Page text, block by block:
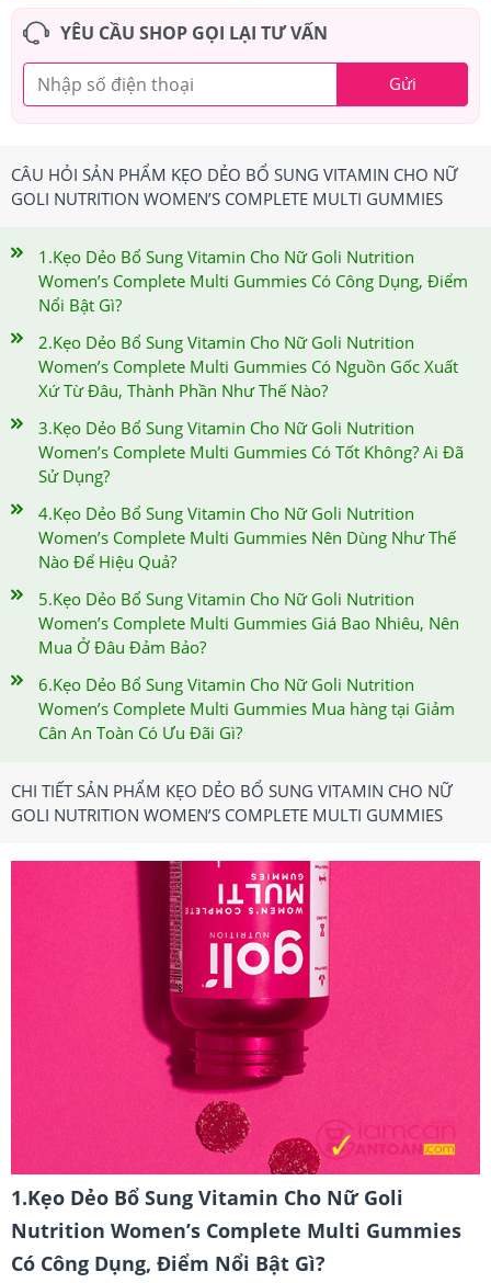
YÊU CẦU SHOP GỌI LẠI TƯ VẤN
Gửi
CÂU HỎI SẢN PHẨM KẸO DẺO BỔ SUNG VITAMIN CHO NỮ
GOLI NUTRITION WOMEN’S COMPLETE MULTI GUMMIES
1.Kẹo Dẻo Bổ Sung Vitamin Cho Nữ Goli Nutrition
Women’s Complete Multi Gummies Có Công Dụng, Điểm
Nổi Bật Gì?
2.Kẹo Dẻo Bổ Sung Vitamin Cho Nữ Goli Nutrition
Women’s Complete Multi Gummies Có Nguồn Gốc Xuất
Xứ Từ Đâu, Thành Phần Như Thế Nào?
3.Kẹo Dẻo Bổ Sung Vitamin Cho Nữ Goli Nutrition
Women’s Complete Multi Gummies Có Tốt Không? Ai Đã
Sử Dụng?
4.Kẹo Dẻo Bổ Sung Vitamin Cho Nữ Goli Nutrition
Women’s Complete Multi Gummies Nên Dùng Như Thế
Nào Để Hiệu Quả?
5.Kẹo Dẻo Bổ Sung Vitamin Cho Nữ Goli Nutrition
Women’s Complete Multi Gummies Giá Bao Nhiêu, Nên
Mua Ở Đâu Đảm Bảo?
6.Kẹo Dẻo Bổ Sung Vitamin Cho Nữ Goli Nutrition
Women’s Complete Multi Gummies Mua hàng tại Giảm
Cân An Toàn Có Ưu Đãi Gì?
CHI TIẾT SẢN PHẨM KẸO DẺO BỔ SUNG VITAMIN CHO NỮ
GOLI NUTRITION WOMEN’S COMPLETE MULTI GUMMIES
1.Kẹo Dẻo Bổ Sung Vitamin Cho Nữ Goli
Nutrition Women’s Complete Multi Gummies
Có Công Dụng, Điểm Nổi Bật Gì?